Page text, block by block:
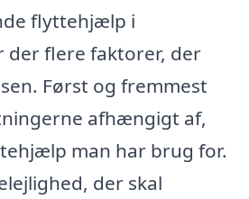
flyttehjælp i
der flere faktorer, der
Først og fremmest
afhængigt af,
man har brug for.
der skal